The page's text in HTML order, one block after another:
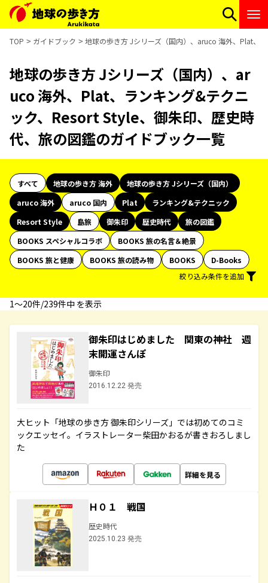
TOP ガイドブック 地球の歩き方 Jシリーズ（国内）、aruco 海外、Plat、
地球の歩き方 Jシリーズ（国内）、ar
uco 海外、Plat、ランキング&テクニ
ック、Resort Style、御朱印、歴史時
代、旅の図鑑のガイドブック一覧
すべて 地球の歩き方 海外
地球の歩き方 Jシリーズ（国内）
aruco 海外
aruco 国内 Plat
ランキング&テクニック
Resort Style
島旅 御朱印 歴史時代
旅の図鑑
BOOKS スペシャルコラボ
BOOKS 旅の名言＆絶景
BOOKS 旅と健康
BOOKS 旅の読み物 BOOKS
D-Books
絞り込み条件を追加
1〜20件/239件中 を表示
御朱印はじめました 関東の神社 週
末開運さんぽ
御朱印
2016.12.22 発売
大ヒット「地球の歩き方 御朱印シリーズ」では初めてのコミ
ックエッセイ。イラストレーター柴田かおるが書きおろしまし
た
詳細を見る
Ｈ０１ 戦国
歴史時代
2025.10.23 発売